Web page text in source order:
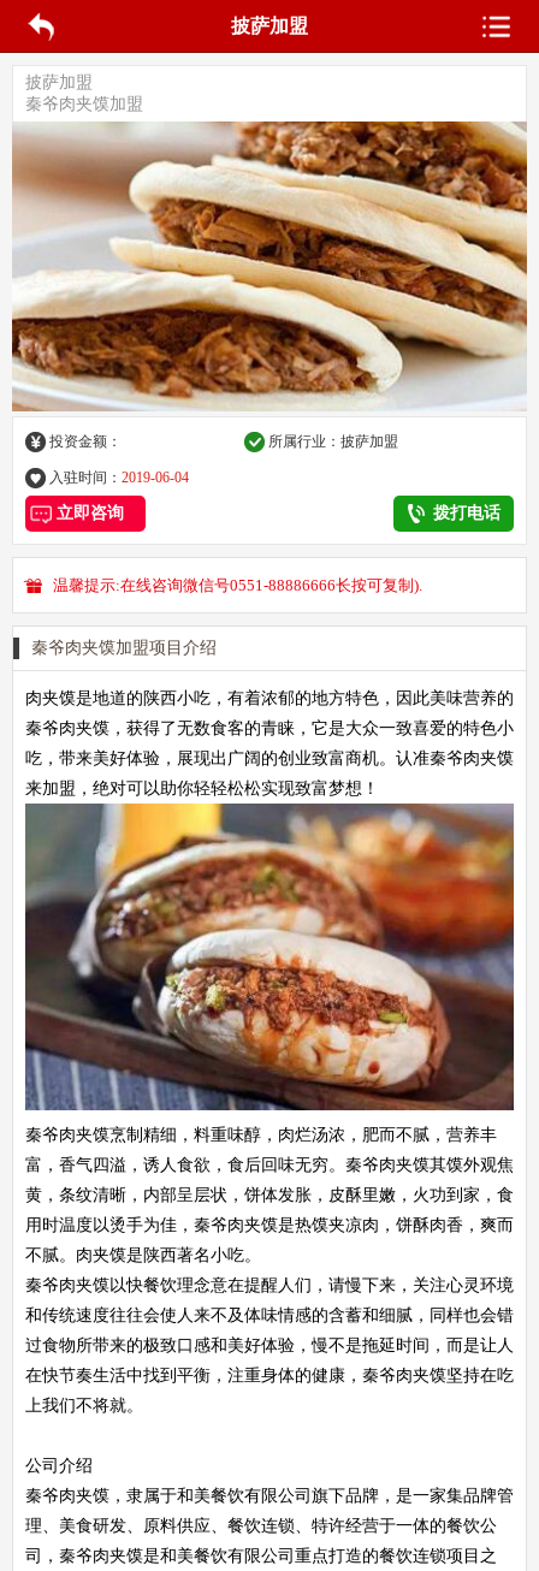
披萨加盟
披萨加盟
秦爷肉夹馍加盟
投资金额： 所属行业：披萨加盟
入驻时间： 2019-06-04
立即咨询 拨打电话
温馨提示:在线咨询微信号0551-88886666长按可复制).
秦爷肉夹馍加盟项目介绍
肉夹馍是地道的陕西小吃，有着浓郁的地方特色，因此美味营养的
秦爷肉夹馍，获得了无数食客的青睐，它是大众一致喜爱的特色小
吃，带来美好体验，展现出广阔的创业致富商机。认准秦爷肉夹馍
来加盟，绝对可以助你轻轻松松实现致富梦想！
秦爷肉夹馍烹制精细，料重味醇，肉烂汤浓，肥而不腻，营养丰
富，香气四溢，诱人食欲，食后回味无穷。秦爷肉夹馍其馍外观焦
黄，条纹清晰，内部呈层状，饼体发胀，皮酥里嫩，火功到家，食
用时温度以烫手为佳，秦爷肉夹馍是热馍夹凉肉，饼酥肉香，爽而
不腻。肉夹馍是陕西著名小吃。
秦爷肉夹馍以快餐饮理念意在提醒人们，请慢下来，关注心灵环境
和传统速度往往会使人来不及体味情感的含蓄和细腻，同样也会错
过食物所带来的极致口感和美好体验，慢不是拖延时间，而是让人
在快节奏生活中找到平衡，注重身体的健康，秦爷肉夹馍坚持在吃
上我们不将就。
公司介绍
秦爷肉夹馍，隶属于和美餐饮有限公司旗下品牌，是一家集品牌管
理、美食研发、原料供应、餐饮连锁、特许经营于一体的餐饮公
司，秦爷肉夹馍是和美餐饮有限公司重点打造的餐饮连锁项目之